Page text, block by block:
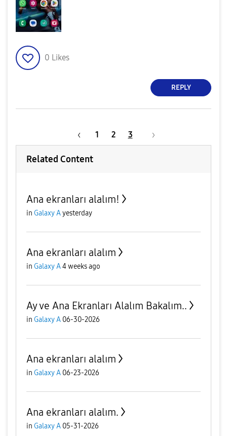
0 Likes
REPLY
1 2 3
Related Content
Ana ekranları alalım!
in Galaxy Ayesterday
Ana ekranları alalım
in Galaxy A4 weeks ago
Ay ve Ana Ekranları Alalım Bakalım..
in Galaxy A 06-30-2026
Ana ekranları alalım
in Galaxy A 06-23-2026
Ana ekranları alalım.
in Galaxy A 05-31-2026